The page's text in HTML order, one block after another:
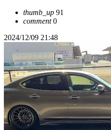
thumb_up 91
comment0
2024/12/09 21:48